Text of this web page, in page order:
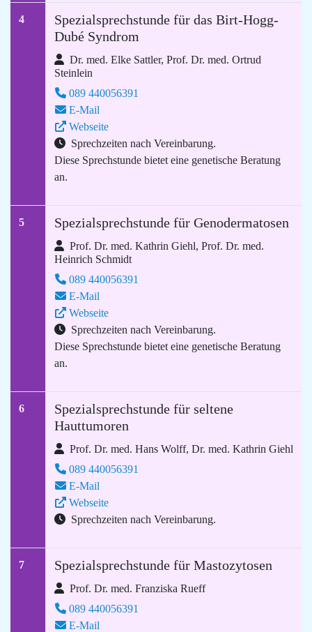
4
Spezialsprechstunde für das Birt-Hogg-
Dubé Syndrom
Dr. med. Elke Sattler, Prof. Dr. med. Ortrud
Steinlein
089 440056391
E-Mail
Webseite
Sprechzeiten nach Vereinbarung.
Diese Sprechstunde bietet eine genetische Beratung
an.
5 Spezialsprechstunde für Genodermatosen
Prof. Dr. med. Kathrin Giehl, Prof. Dr. med.
Heinrich Schmidt
089 440056391
E-Mail
Webseite
Sprechzeiten nach Vereinbarung.
Diese Sprechstunde bietet eine genetische Beratung
an.
6
Spezialsprechstunde für seltene
Hauttumoren
Prof. Dr. med. Hans Wolff, Dr. med. Kathrin Giehl
089 440056391
E-Mail
Webseite
Sprechzeiten nach Vereinbarung.
7 Spezialsprechstunde für Mastozytosen
Prof. Dr. med. Franziska Rueff
089 440056391
E-Mail